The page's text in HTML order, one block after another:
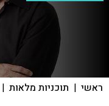
ראשי | תוכניות מלאות |